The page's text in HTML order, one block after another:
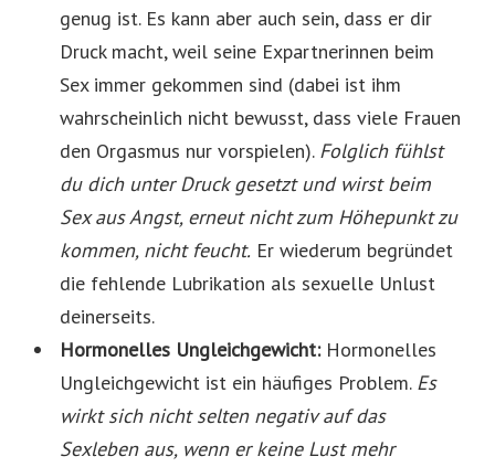
genug ist. Es kann aber auch sein, dass er dir
Druck macht, weil seine Expartnerinnen beim
Sex immer gekommen sind (dabei ist ihm
wahrscheinlich nicht bewusst, dass viele Frauen
den Orgasmus nur vorspielen). Folglich fühlst
du dich unter Druck gesetzt und wirst beim
Sex aus Angst, erneut nicht zum Höhepunkt zu
kommen, nicht feucht. Er wiederum begründet
die fehlende Lubrikation als sexuelle Unlust
deinerseits.
Hormonelles Ungleichgewicht: Hormonelles
Ungleichgewicht ist ein häufiges Problem. Es
wirkt sich nicht selten negativ auf das
Sexleben aus, wenn er keine Lust mehr